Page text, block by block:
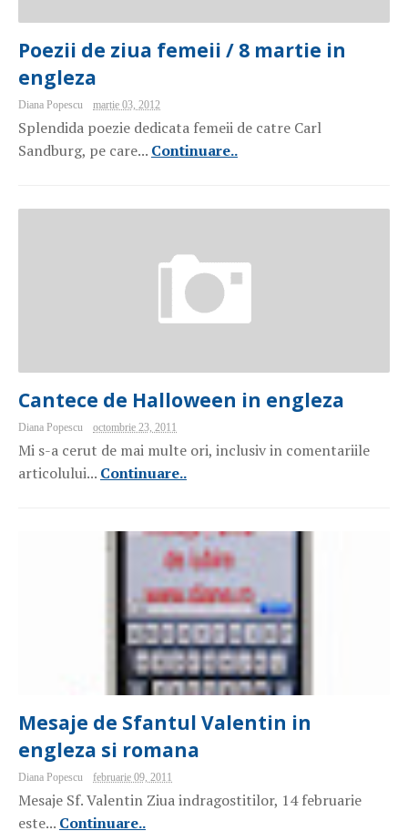
Poezii de ziua femeii / 8 martie in
engleza
Diana Popescu martie 03, 2012
Splendida poezie dedicata femeii de catre Carl
Sandburg, pe care... Continuare..
Cantece de Halloween in engleza
Diana Popescu octombrie 23, 2011
Mi s-a cerut de mai multe ori, inclusiv in comentariile
articolului... Continuare..
Mesaje de Sfantul Valentin in
engleza si romana
Diana Popescu februarie 09, 2011
Mesaje Sf. Valentin Ziua indragostitilor, 14 februarie
este... Continuare..